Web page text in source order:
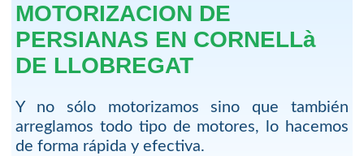
MOTORIZACION DE
PERSIANAS EN CORNELLà
DE LLOBREGAT
Y no sólo motorizamos sino que también
arreglamos todo tipo de motores, lo hacemos
de forma rápida y efectiva.